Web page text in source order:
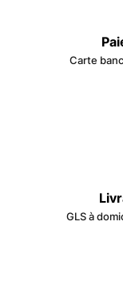
Carte
GLS à